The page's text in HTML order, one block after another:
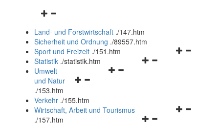
Navigationsmenü
und
schließen
Land- und Forstwirtschaft ./147.htm
Sicherheit und Ordnung ./89557.htm
Navigationsmenü
Sport und Freizeit ./151.htm
Navigationsmenü
Statistik ./statistik.htm
Navigationsmenü
und
schließen
Umwelt
und Natur
./153.htm
Verkehr ./155.htm
Navigationsmenü
Wirtschaft, Arbeit und Tourismus
./157.htm